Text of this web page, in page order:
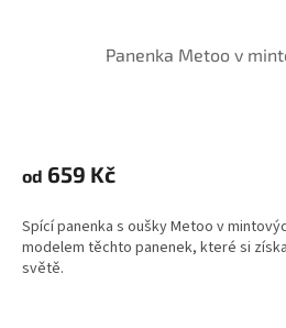
Panenka Metoo v
produktu
je
z
5
hvězdiček.
od 659 Kč
Spící panenka s oušky Metoo v
modelem těchto panenek, které si
světě.